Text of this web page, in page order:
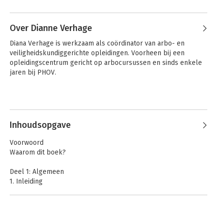
medewerkers en OR-leden. Daarnaast kan het boek gebruikt
worden voor arbo- en veiligheidskundige opleidingen. Ook is
het een nuttig naslagwerk voor het management dat
uiteindelijk een beslissing moet nemen over de werkwijze van
de RI&E en het uitvoeren van het plan van aanpak.
Zakboek Analyse
van ongevallen
Bekijk alle boeken
Over Dianne Verhage
Diana Verhage is werkzaam als coördinator van arbo- en
veiligheidskundiggerichte opleidingen. Voorheen bij een
opleidingscentrum gericht op arbocursussen en sinds enkele
jaren bij PHOV.
Inhoudsopgave
Voorwoord
Waarom dit boek?
Deel 1: Algemeen
1. Inleiding